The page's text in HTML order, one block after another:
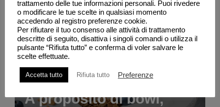
A proposito di bowl,
Ricette
trattamento delle tue informazioni personali. Puoi rivedere
o modificare le tue scelte in qualsiasi momento
accedendo al registro preferenze cookie.
Per rifiutare il tuo consenso alle attività di trattamento
descritte di seguito, disattiva i singoli comandi o utilizza il
pulsante “Rifiuta tutto” e conferma di voler salvare le
scelte effettuate.
Accetta tutto Rifiuta tutto Preferenze